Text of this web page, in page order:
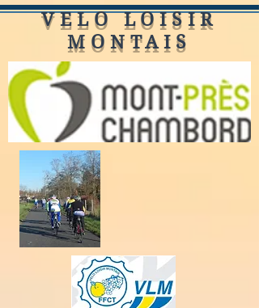
VELO LOISIR
MONTAIS